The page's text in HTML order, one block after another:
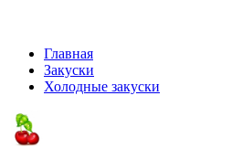
Главная
Закуски
Холодные закуски